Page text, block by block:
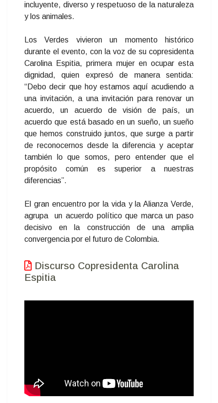
incluyente, diverso y respetuoso de la naturaleza
y los animales.
Los Verdes vivieron un momento histórico
durante el evento, con la voz de su copresidenta
Carolina Espitia, primera mujer en ocupar esta
dignidad, quien expresó de manera sentida:
“Debo decir que hoy estamos aquí acudiendo a
una invitación, a una invitación para renovar un
acuerdo, un acuerdo de visión de país, un
acuerdo que está basado en un sueño, un sueño
que hemos construido juntos, que surge a partir
de reconocernos desde la diferencia y aceptar
también lo que somos, pero entender que el
propósito común es superior a nuestras
diferencias”.
El gran encuentro por la vida y la Alianza Verde,
agrupa un acuerdo político que marca un paso
decisivo en la construcción de una amplia
convergencia por el futuro de Colombia.
Discurso Copresidenta Carolina
Espitia